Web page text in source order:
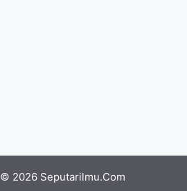
© 2026 Seputarilmu.Com